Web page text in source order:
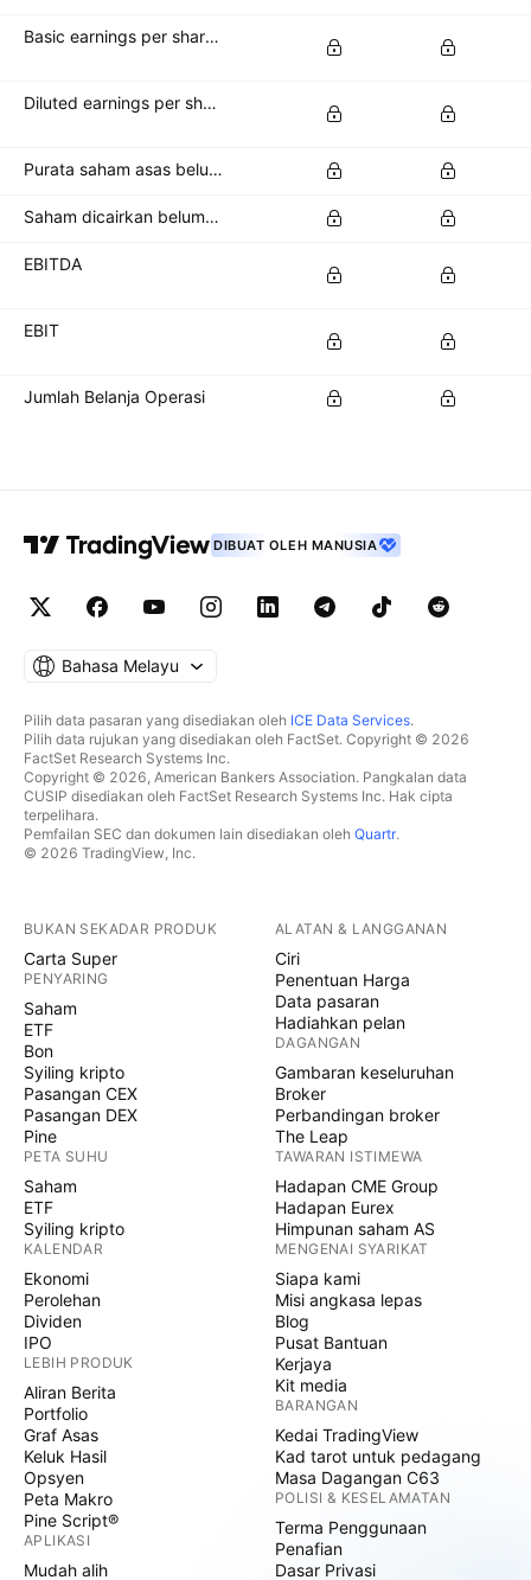
Basic earnings per share (basic EPS)
Diluted earnings per share (diluted EPS)
Purata saham asas belum jelas
Saham dicairkan belum jelas
EBITDA
EBIT
Jumlah Belanja Operasi
DIBUAT OLEH MANUSIA
Bahasa Melayu
Pilih data pasaran yang disediakan oleh ICE Data Services.
Pilih data rujukan yang disediakan oleh FactSet. Copyright © 2026
FactSet Research Systems Inc.
Copyright © 2026, American Bankers Association. Pangkalan data
CUSIP disediakan oleh FactSet Research Systems Inc. Hak cipta
terpelihara.
Pemfailan SEC dan dokumen lain disediakan oleh Quartr.
© 2026 TradingView, Inc.
BUKAN SEKADAR PRODUK
Carta Super
PENYARING
Saham
ETF
Bon
Syiling kripto
Pasangan CEX
Pasangan DEX
Pine
PETA SUHU
Saham
ETF
Syiling kripto
KALENDAR
Ekonomi
Perolehan
Dividen
IPO
LEBIH PRODUK
Aliran Berita
Portfolio
Graf Asas
Keluk Hasil
Opsyen
Peta Makro
Pine Script®
APLIKASI
Mudah alih
ALATAN & LANGGANAN
Ciri
Penentuan Harga
Data pasaran
Hadiahkan pelan
DAGANGAN
Gambaran keseluruhan
Broker
Perbandingan broker
The Leap
TAWARAN ISTIMEWA
Hadapan CME Group
Hadapan Eurex
Himpunan saham AS
MENGENAI SYARIKAT
Siapa kami
Misi angkasa lepas
Blog
Pusat Bantuan
Kerjaya
Kit media
BARANGAN
Kedai TradingView
Kad tarot untuk pedagang
Masa Dagangan C63
POLISI & KESELAMATAN
Terma Penggunaan
Penafian
Dasar Privasi